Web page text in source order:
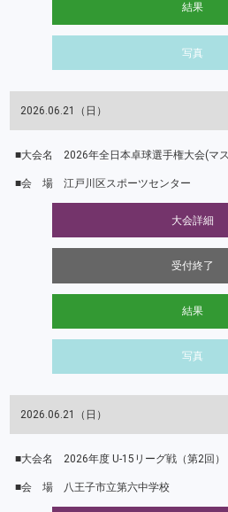
結果
写真
2026.06.21（日）
2026年全日本卓球選手権大会(マ
江戸川区スポーツセンター
大会詳細
受付終了
結果
写真
2026.06.21（日）
2026年度 U-15リーグ戦（第2回）
八王子市立第六中学校